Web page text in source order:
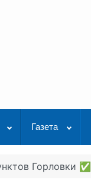
Газета
Горловки ✅